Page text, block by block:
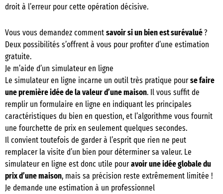
droit à l’erreur pour cette opération décisive.
Vous vous demandez comment savoir si un bien est surévalué?
Deux possibilités s’offrent à vous pour profiter d’une estimation
gratuite.
Je m’aide d’un simulateur en ligne
Le simulateur en ligne incarne un outil très pratique pourse faire
une première idée de la valeur d’une maison. Il vous suffit de
remplir un formulaire en ligne en indiquant les principales
caractéristiques du bien en question, et l’algorithme vous fournit
une fourchette de prix en seulement quelques secondes.
Il convient toutefois de garder à l’esprit que rien ne peut
remplacer la visite d’un bien pour déterminer sa valeur. Le
simulateur en ligne est donc utile pouravoir une idée globale du
prix d’une maison, mais sa précision reste extrêmement limitée !
Je demande une estimation à un professionnel